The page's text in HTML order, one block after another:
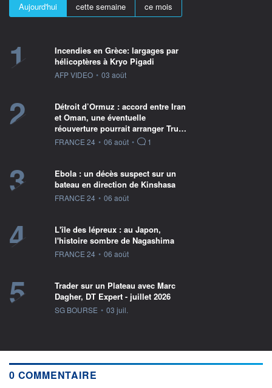
Aujourd'hui cette semaine ce mois
1
Incendies en Grèce: largages par
hélicoptères à Kryo Pigadi
information fournie par
AFP VIDEO • 03 août
2
Détroit d’Ormuz : accord entre Iran
et Oman, une éventuelle
réouverture pourrait arranger Tru…
information fournie par
FRANCE 24 • 06 août • 1
3
Ebola : un décès suspect sur un
bateau en direction de Kinshasa
information fournie par
FRANCE 24 • 06 août
4
L'île des lépreux : au Japon,
l'histoire sombre de Nagashima
information fournie par
FRANCE 24 • 06 août
5
Trader sur un Plateau avec Marc
Dagher, DT Expert - juillet 2026
information fournie par
SG BOURSE • 03 juil.
0 COMMENTAIRE